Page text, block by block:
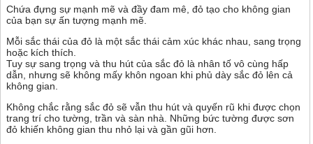
Chứa đựng sự mạnh mẽ và đầy đam mê, đỏ tạo cho không gian
của bạn sự ấn tượng mạnh mẽ.
Mỗi sắc thái của đỏ là một sắc thái cảm xúc khác nhau, sang trọng
hoặc kích thích.
Tuy sự sang trọng và thu hút của sắc đỏ là nhân tố vô cùng hấp
dẫn, nhưng sẽ không mấy khôn ngoan khi phủ dày sắc đỏ lên cả
không gian.
Không chắc rằng sắc đỏ sẽ vẫn thu hút và quyến rũ khi được chọn
trang trí cho tường, trần và sàn nhà. Những bức tường được sơn
đỏ khiến không gian thu nhỏ lại và gần gũi hơn.